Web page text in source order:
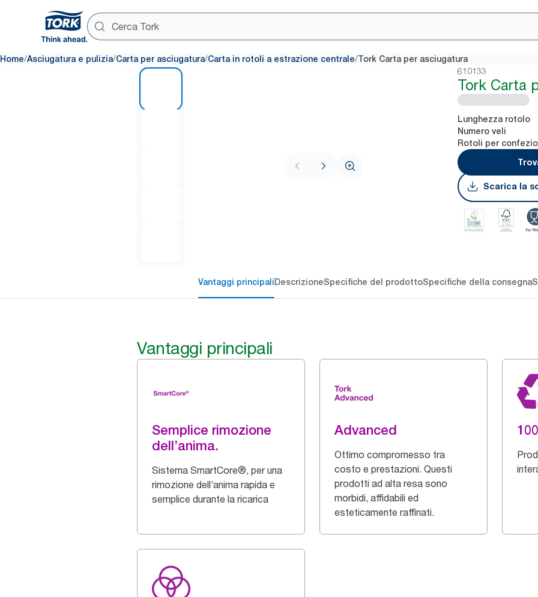
Home/Asciugatura e pulizia/Carta per asciugatura/Carta in rotoli a estrazione centrale/Tork Carta per asciugatura
610133
Tork Carta
Lunghezza rotolo
Numero veli
Rotoli per
Scarica la
Vantaggi principaliDescrizioneSpecifiche del prodottoSpecifiche della consegna
Vantaggi principali
Semplice rimozione
dell’anima.
Sistema SmartCore®, per una
rimozione dell’anima rapida e
semplice durante la ricarica
Advanced
Ottimo compromesso tra
costo e prestazioni. Questi
prodotti ad alta resa sono
morbidi, affidabili ed
esteticamente raffinati.